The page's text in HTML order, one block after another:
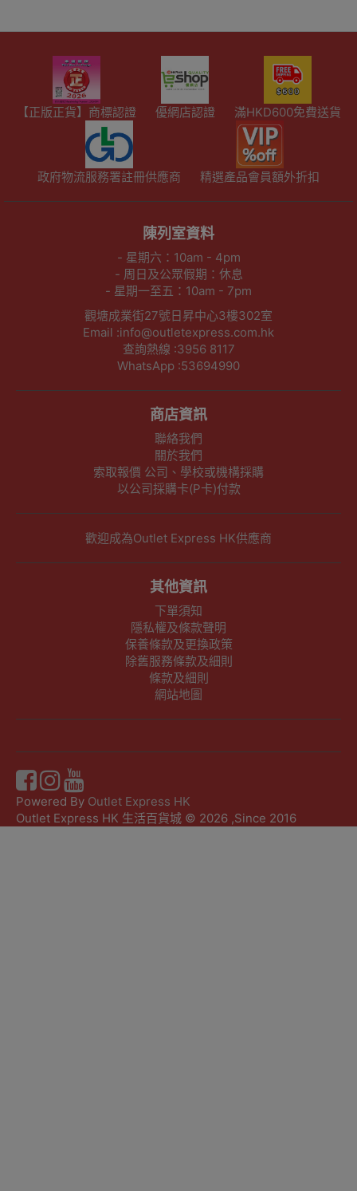
【正版正貨】商標認證 優網店認證 滿HKD600免費送貨
政府物流服務署註冊供應商 精選產品會員額外折扣
陳列室資料
- 星期六：10am - 4pm
- 周日及公眾假期：休息
- 星期一至五：10am - 7pm
觀塘成業街27號日昇中心3樓302室
Email :info@outletexpress.com.hk
查詢熱線 :3956 8117
WhatsApp :53694990
商店資訊
聯絡我們
關於我們
索取報價 公司、學校或機構採購
以公司採購卡(P卡)付款
歡迎成為Outlet Express HK供應商
其他資訊
下單須知
隱私權及條款聲明
保養條款及更換政策
除舊服務條款及細則
條款及細則
網站地圖
Powered By Outlet Express HK
Outlet Express HK 生活百貨城 © 2026 ,Since 2016